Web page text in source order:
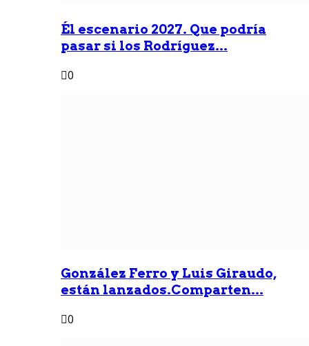
Él escenario 2027. Que podría
pasar si los Rodríguez...
0
González Ferro y Luis Giraudo,
están lanzados.Comparten...
0